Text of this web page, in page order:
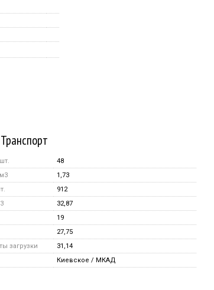
48
1,73
912
32,87
19
27,75
загрузки
31,14
Киевское / МКАД